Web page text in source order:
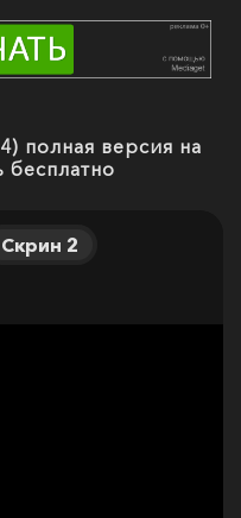
полная версия на
бесплатно
Скрин 2